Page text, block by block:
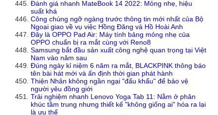
Đánh giá nhanh MateBook 14 2022: Mỏng nhẹ, hiệu
suất khá
Công chúng ngỡ ngàng trước thông tin mới nhất của Bộ
Ngoại giao về vụ việc Hồng Đăng và Hồ Hoài Anh
Đây là OPPO Pad Air: Máy tính bảng mỏng nhẹ của
OPPO chuẩn bị ra mắt cùng với Reno8
Samsung bắt đầu sản xuất công nghệ quan trọng tại Việt
Nam vào năm sau
Đúng ngày kỉ niệm 6 năm ra mắt, BLACKPINK thông báo
tên bài hát mới và ấn định thời gian phát hành
Thiện Nhân không ngần ngại "đấu khẩu" để bảo vệ
người yêu đồng giới
Trải nghiệm nhanh Lenovo Yoga Tab 11: Nằm ở phân
khúc tầm trung nhưng thiết kế "không giống ai" hóa ra lại
là ưu thế